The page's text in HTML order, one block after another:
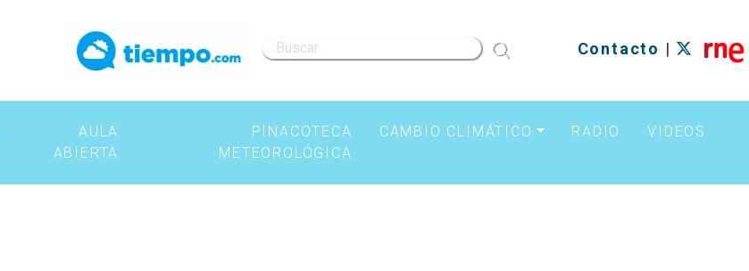
Contacto |
AULA
ABIERTA
PINACOTECA
METEOROLÓGICA
CAMBIO CLIMÁTICO RADIO VIDEOS